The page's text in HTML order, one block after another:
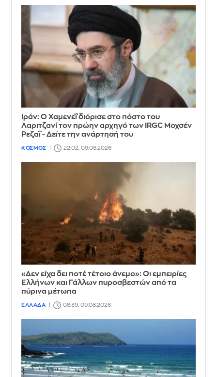
Ιράν: Ο Χαμενεΐ διόρισε στο πόστο του
Λαριτζανί τον πρώην αρχηγό των IRGC Μοχσέν
Ρεζαΐ - Δείτε την ανάρτησή του
ΚΟΣΜΟΣ 22:02, 09.08.2026
«Δεν είχα δει ποτέ τέτοιο άνεμο»: Οι εμπειρίες
Ελλήνων και Γάλλων πυροσβεστών από τα
πύρινα μέτωπα
ΕΛΛΑΔΑ 08:39, 09.08.2026